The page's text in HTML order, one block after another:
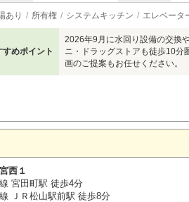
あり 所有権 システムキッチン エレベータ
すめポイント
2026年9月に水回り設備の交換
ニ・ドラッグストアも徒歩10分
画のご提案もお任せください。
西１
宮田町駅 徒歩4分
ＪＲ松山駅前駅 徒歩8分